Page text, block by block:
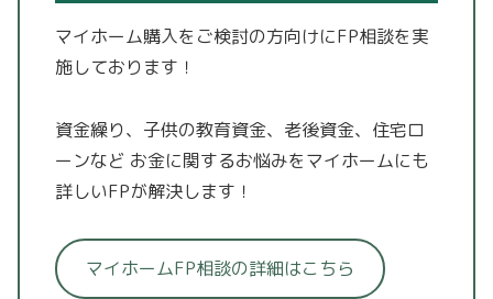
マイホーム購入をご検討の方向けにFP相談を実
施しております！
資金繰り、子供の教育資金、老後資金、住宅ロ
ーンなど お金に関するお悩みをマイホームにも
詳しいFPが解決します！
マイホームFP相談の詳細はこちら